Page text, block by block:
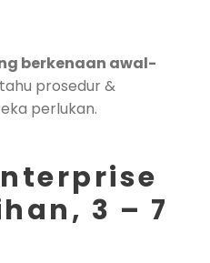
berkenaan awal-
prosedur &
perlukan.
3 – 7